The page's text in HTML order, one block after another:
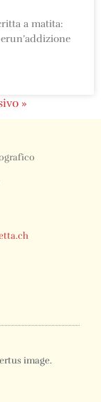
a matita:
»
image.